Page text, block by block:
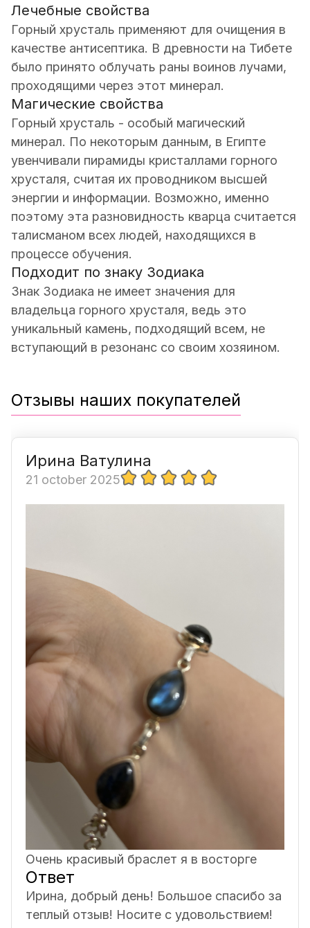
Лечебные свойства
Горный хрусталь применяют для очищения в
качестве антисептика. В древности на Тибете
было принято облучать раны воинов лучами,
проходящими через этот минерал.
Магические свойства
Горный хрусталь - особый магический
минерал. По некоторым данным, в Египте
увенчивали пирамиды кристаллами горного
хрусталя, считая их проводником высшей
энергии и информации. Возможно, именно
поэтому эта разновидность кварца считается
талисманом всех людей, находящихся в
процессе обучения.
Подходит по знаку Зодиака
Знак Зодиака не имеет значения для
владельца горного хрусталя, ведь это
уникальный камень, подходящий всем, не
вступающий в резонанс со своим хозяином.
Отзывы наших покупателей
Ирина Ватулина
21 october 2025
Очень красивый браслет я в восторге
Ответ
Ирина, добрый день! Большое спасибо за
теплый отзыв! Носите с удовольствием!